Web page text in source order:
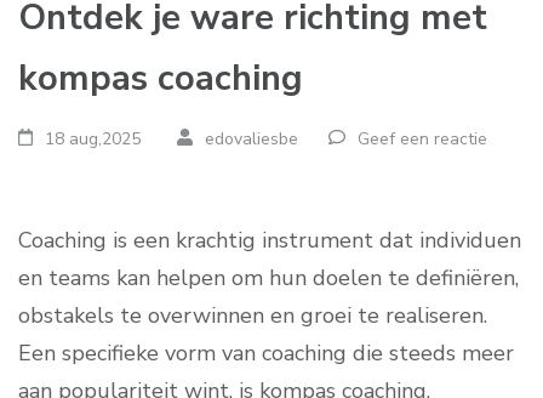
Ontdek je ware richting met
kompas coaching
18 aug,2025 edovaliesbe Geef een reactie
Coaching is een krachtig instrument dat individuen
en teams kan helpen om hun doelen te definiëren,
obstakels te overwinnen en groei te realiseren.
Een specifieke vorm van coaching die steeds meer
aan populariteit wint, is kompas coaching.